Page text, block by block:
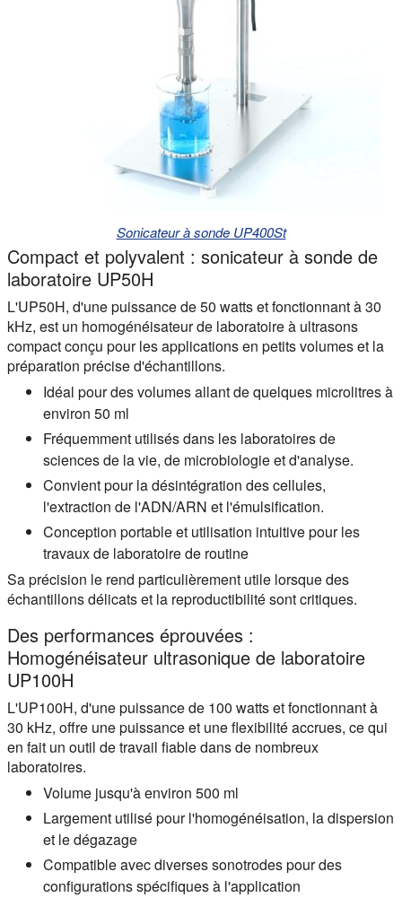
Sonicateur à sonde UP400St
Compact et polyvalent : sonicateur à sonde de
laboratoire UP50H
L'UP50H, d'une puissance de 50 watts et fonctionnant à 30
kHz, est un homogénéisateur de laboratoire à ultrasons
compact conçu pour les applications en petits volumes et la
préparation précise d'échantillons.
Idéal pour des volumes allant de quelques microlitres à
environ 50 ml
Fréquemment utilisés dans les laboratoires de
sciences de la vie, de microbiologie et d'analyse.
Convient pour la désintégration des cellules,
l'extraction de l'ADN/ARN et l'émulsification.
Conception portable et utilisation intuitive pour les
travaux de laboratoire de routine
Sa précision le rend particulièrement utile lorsque des
échantillons délicats et la reproductibilité sont critiques.
Des performances éprouvées :
Homogénéisateur ultrasonique de laboratoire
UP100H
L'UP100H, d'une puissance de 100 watts et fonctionnant à
30 kHz, offre une puissance et une flexibilité accrues, ce qui
en fait un outil de travail fiable dans de nombreux
laboratoires.
Volume jusqu'à environ 500 ml
Largement utilisé pour l'homogénéisation, la dispersion
et le dégazage
Compatible avec diverses sonotrodes pour des
configurations spécifiques à l'application